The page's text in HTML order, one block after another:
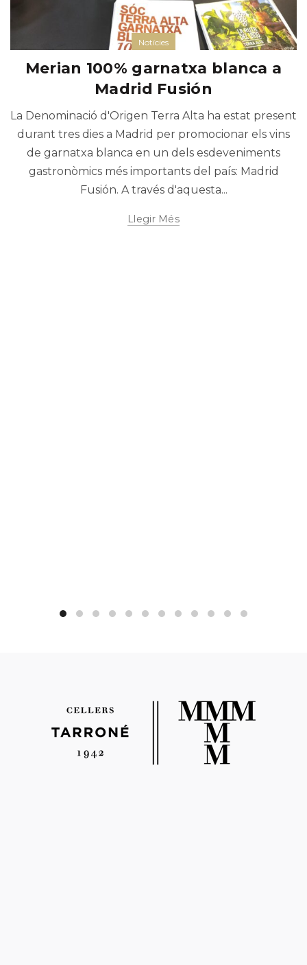
Notícies
Merian 100% garnatxa blanca a
Madrid Fusión
La Denominació d'Origen Terra Alta ha estat present
durant tres dies a Madrid per promocionar els vins
de garnatxa blanca en un dels esdeveniments
gastronòmics més importants del país: Madrid
Fusión. A través d'aquesta...
Llegir Més